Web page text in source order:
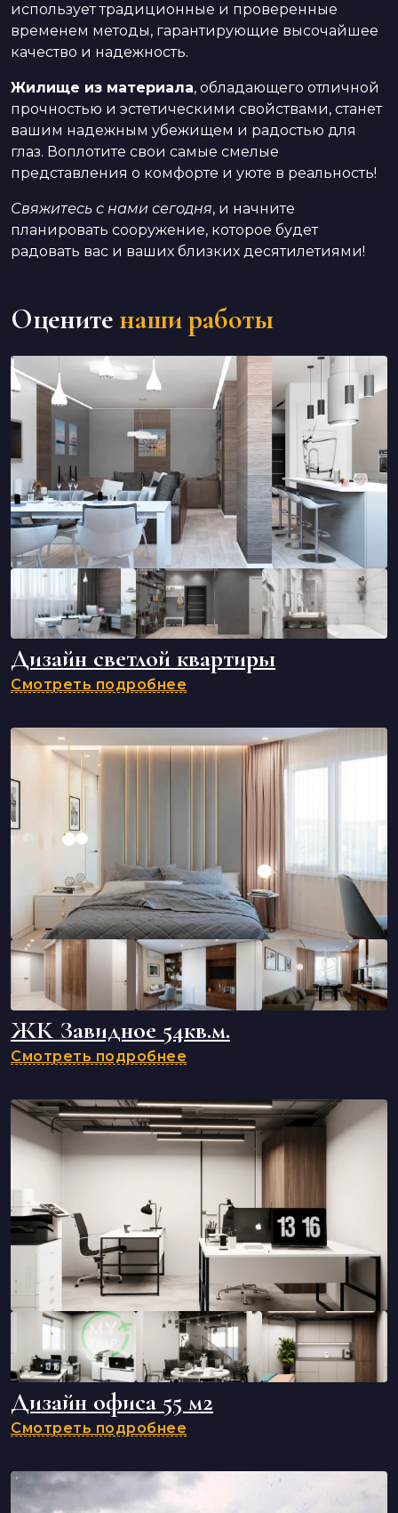
использует традиционные и проверенные
временем методы, гарантирующие высочайшее
качество и надежность.
Жилище из материала, обладающего отличной
прочностью и эстетическими свойствами, станет
вашим надежным убежищем и радостью для
глаз. Воплотите свои самые смелые
представления о комфорте и уюте в реальность!
Свяжитесь с нами сегодня, и начните
планировать сооружение, которое будет
радовать вас и ваших близких десятилетиями!
Оцените наши работы
Дизайн светлой квартиры
Смотреть подробнее
ЖК Завидное 54кв.м.
Смотреть подробнее
Дизайн офиса 55 м2
Смотреть подробнее